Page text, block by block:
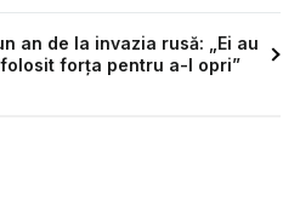
an de la invazia rusă: „Ei au
forța pentru a-l opri”